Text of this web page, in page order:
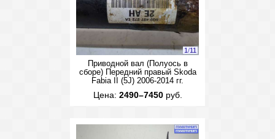
1/11
Приводной вал (Полуось в
сборе) Передний правый Skoda
Fabia II (5J) 2006-2014 гг.
Цена: 2490–7450руб.